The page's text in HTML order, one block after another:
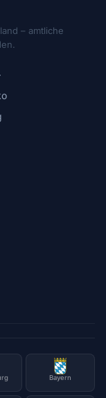
– amtliche
Bayern